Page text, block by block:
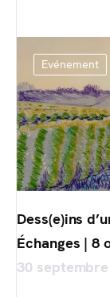
Evénement
Dess(e)ins
Échanges | 8
30